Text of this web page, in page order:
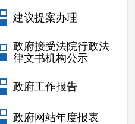
建议提案办理
政府接受法院行政法
律文书机构公示
政府工作报告
政府网站年度报表